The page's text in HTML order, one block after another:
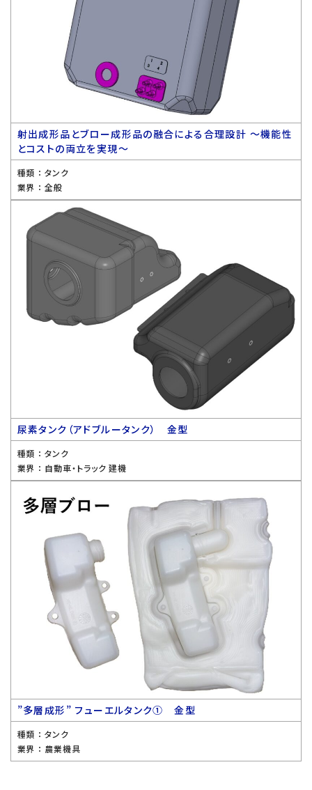
射出成形品とブロー成形品の融合による合理設計 〜機能性
とコストの両立を実現〜
種類 ： タンク
業界 ： 全般
尿素タンク（アドブルータンク） 金型
種類 ： タンク
業界 ： 自動車・トラック 建機
”多層成形” フューエルタンク① 金型
種類 ： タンク
業界 ： 農業機具